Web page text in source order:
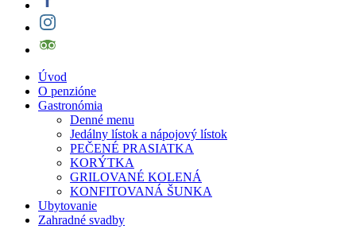
Úvod
O penzióne
Gastronómia
Denné menu
Jedálny lístok a nápojový lístok
PEČENÉ PRASIATKA
KORÝTKA
GRILOVANÉ KOLENÁ
KONFITOVANÁ ŠUNKA
Ubytovanie
Zahradné svadby